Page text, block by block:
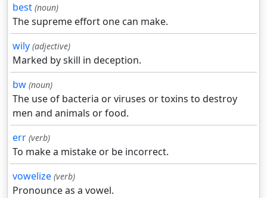
best (noun)
The supreme effort one can make.
wily (adjective)
Marked by skill in deception.
bw (noun)
The use of bacteria or viruses or toxins to destroy
men and animals or food.
err (verb)
To make a mistake or be incorrect.
vowelize (verb)
Pronounce as a vowel.